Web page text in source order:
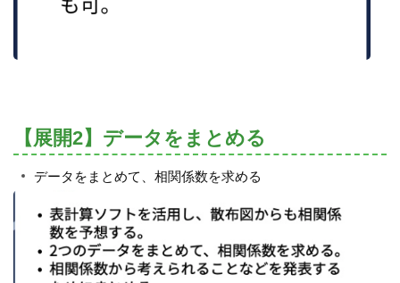
【展開2】データをまとめる
データをまとめて、相関係数を求める